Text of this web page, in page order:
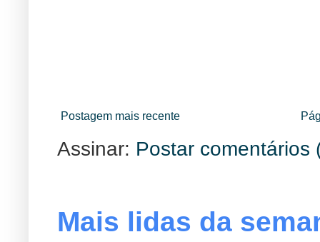
Postagem mais recente
Assinar: Postar comentários
Mais lidas da